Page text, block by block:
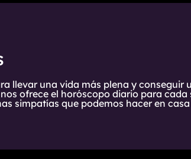
llevar una vida más plena y conseguir
ofrece el horóscopo diario para
simpatías que podemos hacer en